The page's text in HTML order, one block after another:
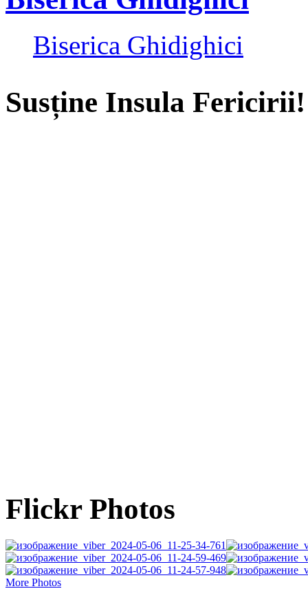
Biserica Ghidighici
Susține Insula Fericirii!
Flickr Photos
More Photos